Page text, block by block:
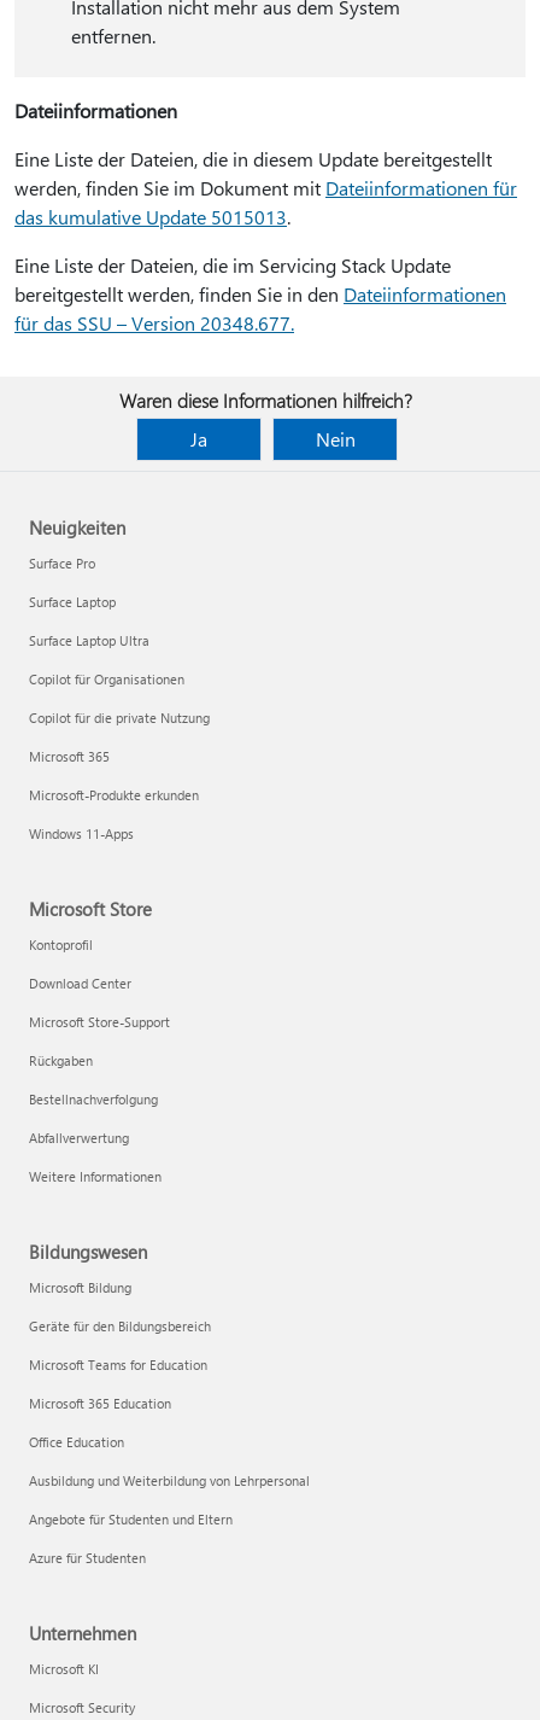
Installation nicht mehr aus dem System
entfernen.
Dateiinformationen
Eine Liste der Dateien, die in diesem Update bereitgestellt
werden, finden Sie im Dokument mit Dateiinformationen für
das kumulative Update 5015013.
Eine Liste der Dateien, die im Servicing Stack Update
bereitgestellt werden, finden Sie in den Dateiinformationen
für das SSU – Version 20348.677.
Waren diese Informationen hilfreich?
Ja
Nein
Neuigkeiten
Surface Pro
Surface Laptop
Surface Laptop Ultra
Copilot für Organisationen
Copilot für die private Nutzung
Microsoft 365
Microsoft-Produkte erkunden
Windows 11-Apps
Microsoft Store
Kontoprofil
Download Center
Microsoft Store-Support
Rückgaben
Bestellnachverfolgung
Abfallverwertung
Weitere Informationen
Bildungswesen
Microsoft Bildung
Geräte für den Bildungsbereich
Microsoft Teams for Education
Microsoft 365 Education
Office Education
Ausbildung und Weiterbildung von Lehrpersonal
Angebote für Studenten und Eltern
Azure für Studenten
Unternehmen
Microsoft KI
Microsoft Security